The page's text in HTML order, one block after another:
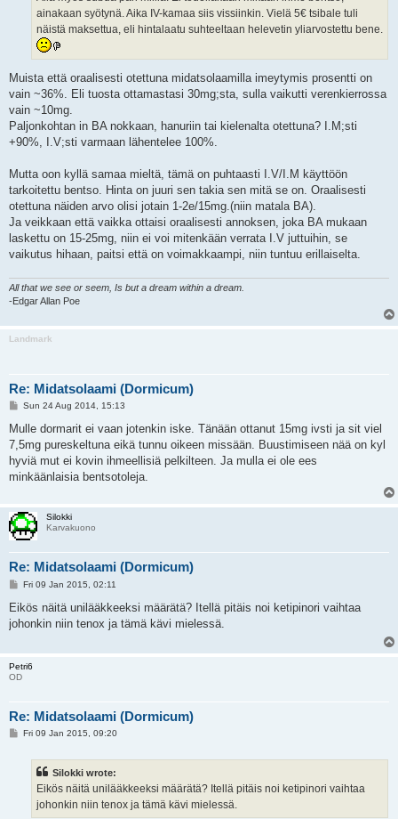
ainakaan syötynä. Aika IV-kamaa siis vissiinkin. Vielä 5€ tsibale tuli
näistä maksettua, eli hintalaatu suhteeltaan helevetin yliarvostettu bene.
Muista että oraalisesti otettuna midatsolaamilla imeytymis prosentti on
vain ~36%. Eli tuosta ottamastasi 30mg;sta, sulla vaikutti verenkierrossa
vain ~10mg.
Paljonkohtan in BA nokkaan, hanuriin tai kielenalta otettuna? I.M;sti
+90%, I.V;sti varmaan lähentelee 100%.
Mutta oon kyllä samaa mieltä, tämä on puhtaasti I.V/I.M käyttöön
tarkoitettu bentso. Hinta on juuri sen takia sen mitä se on. Oraalisesti
otettuna näiden arvo olisi jotain 1-2e/15mg.(niin matala BA).
Ja veikkaan että vaikka ottaisi oraalisesti annoksen, joka BA mukaan
laskettu on 15-25mg, niin ei voi mitenkään verrata I.V juttuihin, se
vaikutus hihaan, paitsi että on voimakkaampi, niin tuntuu erillaiselta.
All that we see or seem, Is but a dream within a dream.
-Edgar Allan Poe
Landmark
Re: Midatsolaami (Dormicum)
P
s
Sun 24 Aug 2014, 15:13
Mulle dormarit ei vaan jotenkin iske. Tänään ottanut 15mg ivsti ja sit viel
7,5mg pureskeltuna eikä tunnu oikeen missään. Buustimiseen nää on kyl
hyviä mut ei kovin ihmeellisiä pelkilteen. Ja mulla ei ole ees
minkäänlaisia bentsotoleja.
Silokki
Karvakuono
Re: Midatsolaami (Dormicum)
P
s
Fri 09 Jan 2015, 02:11
Eikös näitä unilääkkeeksi määrätä? Itellä pitäis noi ketipinori vaihtaa
johonkin niin tenox ja tämä kävi mielessä.
Petri6
OD
Re: Midatsolaami (Dormicum)
PFri 09 Jan 2015, 09:20
Silokki wrote:
Eikös näitä unilääkkeeksi määrätä? Itellä pitäis noi ketipinori vaihtaa
johonkin niin tenox ja tämä kävi mielessä.